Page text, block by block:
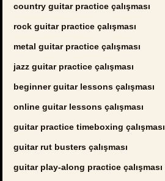
country guitar practice çalışması
rock guitar practice çalışması
metal guitar practice çalışması
jazz guitar practice çalışması
beginner guitar lessons çalışması
online guitar lessons çalışması
guitar practice timeboxing çalışması
guitar rut busters çalışması
guitar play-along practice çalışması